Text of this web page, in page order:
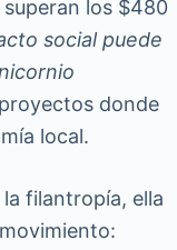
los $480
social puede
donde
local.
filantropía, ella